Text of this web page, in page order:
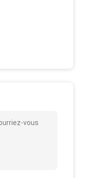
vous